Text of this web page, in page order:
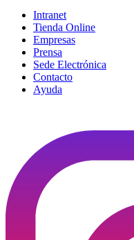
Intranet
Tienda Online
Empresas
Prensa
Sede Electrónica
Contacto
Ayuda